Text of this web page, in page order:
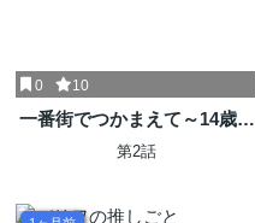
0 10
一番街でつかまえて～14歳か
ら始めるぼったくりキャッチ
第2話